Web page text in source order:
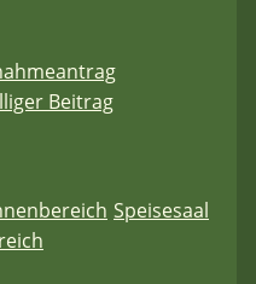
Beitrag
Speisesaal